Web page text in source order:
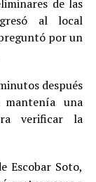
de las
al local
por un
después
una
verificar la
Escobar Soto,